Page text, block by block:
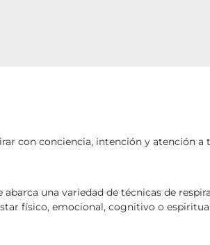
con conciencia, intención y atención
una variedad de técnicas de
físico, emocional, cognitivo o